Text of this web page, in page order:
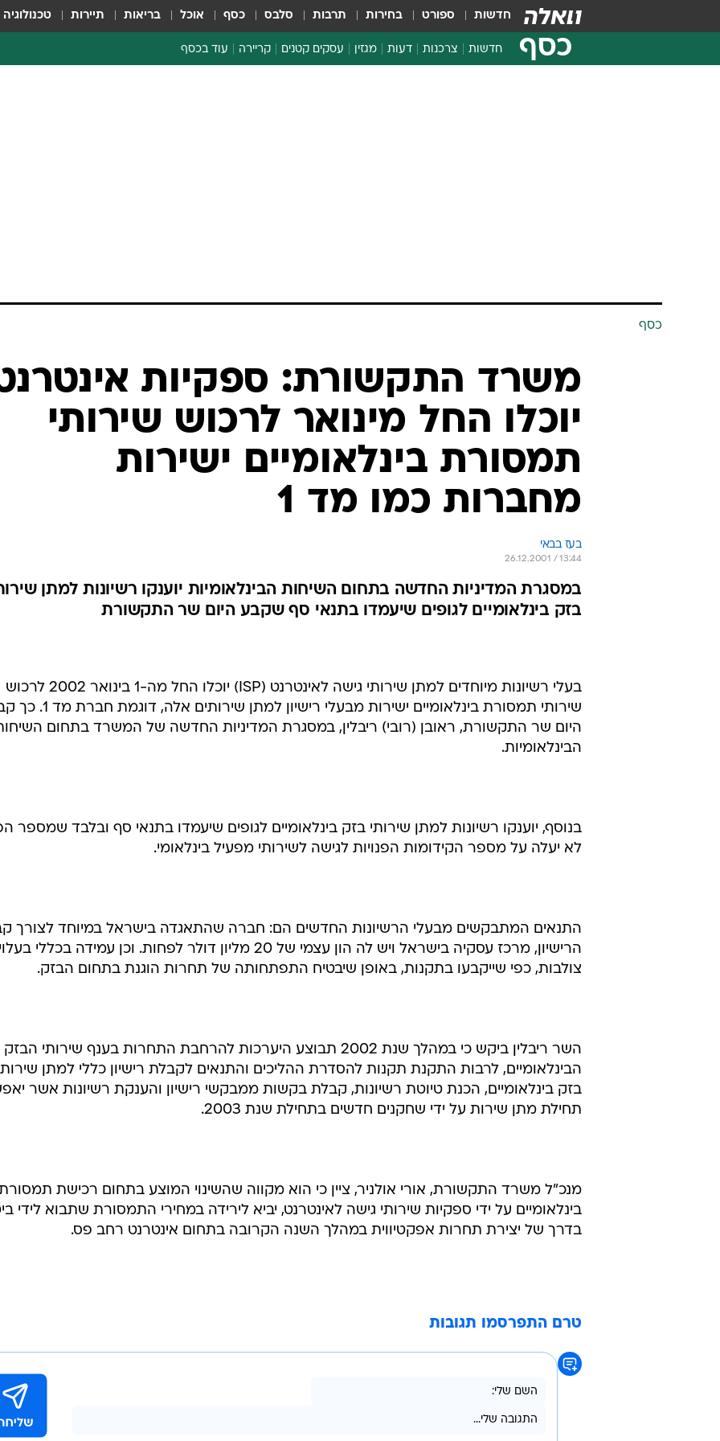
חדשות ספורט בחירות תרבות סלבס כסף אוכל בריאות תיירות טכנולוגיה
כסף חדשות צרכנות דעות מגזין עסקים קטנים קריירה עוד בכסף
כסף
משרד התקשורת: ספקיות
יוכלו החל מינואר לרכוש שירותי
תמסורת בינלאומיים ישירות
מחברות כמו מד 1
בעז בבאי
26.12.2001 / 13:44
במסגרת המדיניות החדשה בתחום השיחות הבינלאומיות יוענקו רשיונות למתן
בזק בינלאומיים לגופים שיעמדו בתנאי סף שקבע היום שר התקשורת
בעלי רשיונות מיוחדים למתן שירותי גישה לאינטרנט (ISP) יוכלו החל מה-1 בינואר 2002 לרכוש
שירותי תמסורת בינלאומיים ישירות מבעלי רישיון למתן שירותים
היום שר התקשורת, ראובן (רובי) ריבלין, במסגרת המדיניות החדשה של המשרד בתחום
הבינלאומיות.
בנוסף, יוענקו רשיונות למתן שירותי בזק בינלאומיים לגופים שיעמדו בתנאי סף ובלבד שמספר
לא יעלה על מספר הקידומות הפנויות לגישה לשירותי מפעיל בינלאומי.
התנאים המתבקשים מבעלי הרשיונות החדשים הם: חברה שהתאגדה בישראל במיוחד לצורך
הרישיון, מרכז עסקיה בישראל ויש לה הון עצמי של 20 מליון דולר לפחות. וכן עמידה בכללי
צולבות, כפי שייקבעו בתקנות, באופן שיבטיח התפתחותה של תחרות הוגנת בתחום הבזק.
השר ריבלין ביקש כי במהלך שנת 2002 תבוצע היערכות להרחבת התחרות בענף שירותי הבזק
הבינלאומיים, לרבות התקנת תקנות להסדרת ההליכים והתנאים לקבלת רישיון כללי למתן
בזק בינלאומיים, הכנת טיוטת רשיונות, קבלת בקשות ממבקשי רישיון והענקת רשיונות אשר
תחילת מתן שירות על ידי שחקנים חדשים בתחילת שנת 2003.
מנכ"ל משרד התקשורת, אורי אולניר, ציין כי הוא מקווה שהשינוי המוצע בתחום רכישת
בינלאומיים על ידי ספקיות שירותי גישה לאינטרנט, יביא לירידה במחירי התמסורת שתבוא לידי
בדרך של יצירת תחרות אפקטיווית במהלך השנה הקרובה בתחום אינטרנט רחב פס.
טרם התפרסמו תגובות